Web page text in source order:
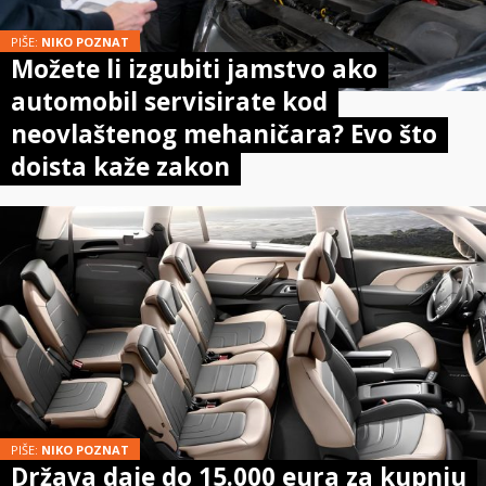
PIŠE: NIKO POZNAT
Možete li izgubiti jamstvo ako
automobil servisirate kod
neovlaštenog mehaničara? Evo što
doista kaže zakon
PIŠE: NIKO POZNAT
Država daje do 15.000 eura za kupnju